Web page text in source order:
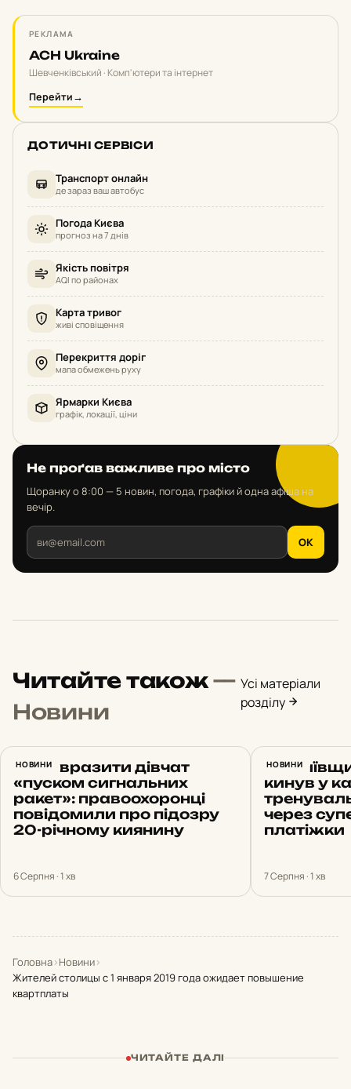
РЕКЛАМА
ACH Ukraine
Шевченківський · Комп'ютери та інтернет
Перейти→
ДОТИЧНІ СЕРВІСИ
Транспорт онлайн
де зараз ваш автобус
Погода Києва
прогноз на 7 днів
Якість повітря
AQI по районах
Карта тривог
живі сповіщення
Перекриття доріг
мапа обмежень руху
Ярмарки Києва
графік, локації, ціни
Не проґав важливе про місто
Щоранку о 8:00 — 5 новин, погода, графіки й одна афіша на
вечір.
OK
Читайте також—
Новини
Усі матеріали
розділу
НОВИНИ
Хотів вразити дівчат
«пуском сигнальних
ракет»: правоохоронці
повідомили про підозру
20-річному киянину
6 Серпня · 1 хв
НОВИНИ
На
кинув у
через
платіжки
7 Серпня · 1 хв
Головна›Новини›
Жителей столицы с 1 января 2019 года ожидает повышение
квартплаты
ЧИТАЙТЕ ДАЛІ